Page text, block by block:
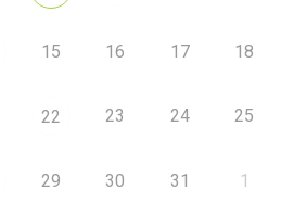
15 16 17 18
22 23 24 25
29 30 31 1